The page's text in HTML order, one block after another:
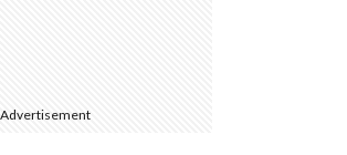
Advertisement